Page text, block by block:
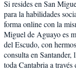
Si resides en San
para la habilidades
forma online con la
Miguel de Aguayo es
del Escudo, con
consulta en Santander,
toda Cantabria a